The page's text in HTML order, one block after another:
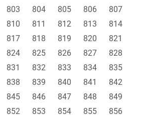
803 804 805 806
807
810 811 812 813
814
817 818 819 820
821
824 825 826 827
828
831 832 833 834
835
838 839 840 841
842
845 846 847 848
849
852 853 854 855
856